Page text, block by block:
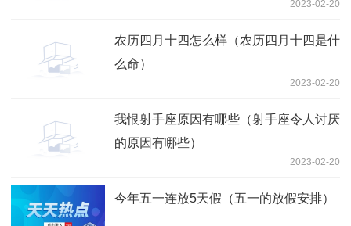
2023-02-20
农历四月十四怎么样（农历四月十四是什
么命）
2023-02-20
我恨射手座原因有哪些（射手座令人讨厌
的原因有哪些）
2023-02-20
今年五一连放5天假（五一的放假安排）